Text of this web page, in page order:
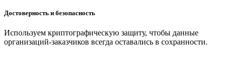
Достоверность и безопасность
Используем криптографическую защиту, чтобы данные
организаций-заказчиков всегда оставались в сохранности.